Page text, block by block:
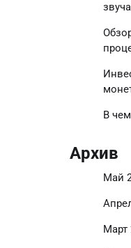
В
Архив
Май
Март